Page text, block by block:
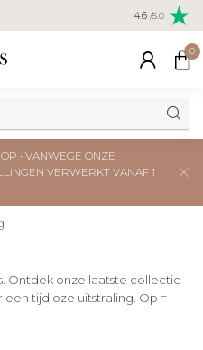
Closing Sale
4.6 /5.0
0
• VANWEGE ONZE
VERWERKT VANAF 1
Ontdek onze laatste collectie
tijdloze uitstraling. Op =